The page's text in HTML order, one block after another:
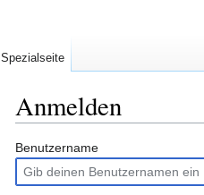
Anmelden
Zur
Navigation
springen
Zur
Suche
springen
Benutzername
Spezialseite